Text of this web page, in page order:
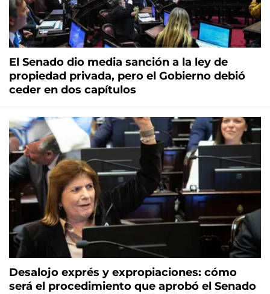
El Senado dio media sanción a la ley de
propiedad privada, pero el Gobierno debió
ceder en dos capítulos
Desalojo exprés y expropiaciones: cómo
será el procedimiento que aprobó el Senado